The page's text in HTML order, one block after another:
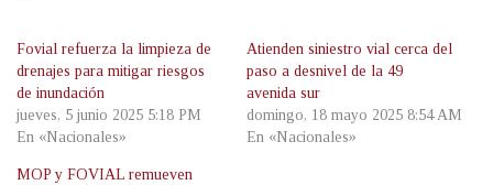
Fovial refuerza la limpieza de
drenajes para mitigar riesgos
de inundación
jueves, 5 junio 2025 5:18 PM
En «Nacionales»
Atienden siniestro vial cerca del
paso a desnivel de la 49
avenida sur
domingo, 18 mayo 2025 8:54 AM
En «Nacionales»
MOP y FOVIAL remueven